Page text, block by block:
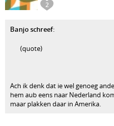
2
Banjo schreef:
(quote)
Ach ik denk dat ie wel genoeg
hem aub eens naar Nederland
maar plakken daar in Amerika.